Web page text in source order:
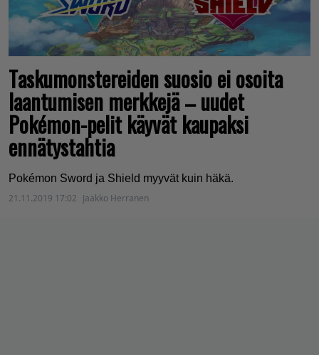
Taskumonstereiden suosio ei osoita
laantumisen merkkejä – uudet
Pokémon-pelit käyvät kaupaksi
ennätystahtia
Pokémon Sword ja Shield myyvät kuin häkä.
21.11.2019 17:02 Jaakko Herranen